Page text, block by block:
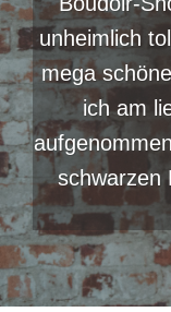
unheimlich
mega
ich am
schwarzen